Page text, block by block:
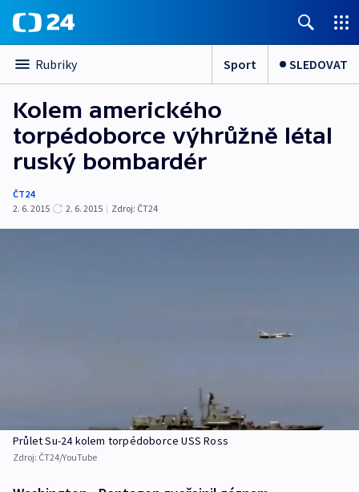
Rubriky Sport SLEDOVAT
Kolem amerického
torpédoborce výhrůžně létal
ruský bombardér
ČT24
2. 6. 2015
2. 6. 2015 | Zdroj: ČT24
Průlet Su-24 kolem torpédoborce USS Ross
Zdroj: ČT24/YouTube